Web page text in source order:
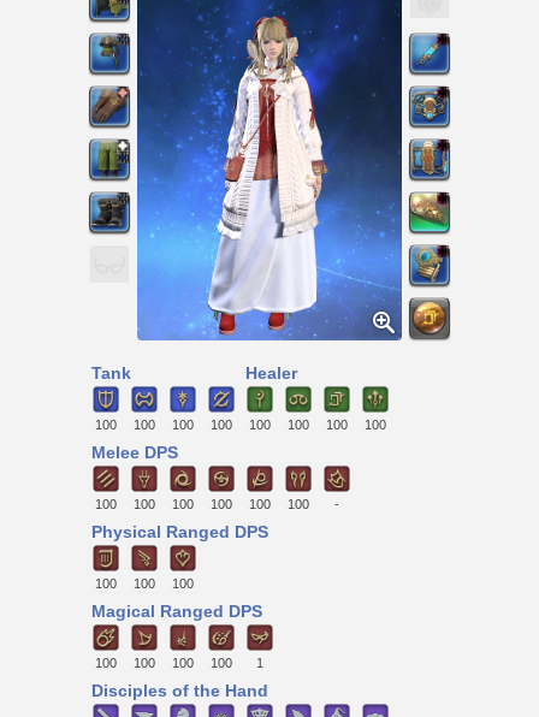
Tank
100 100 100 100
Healer
100 100 100 100
Melee DPS
100 100 100 100 100 100 -
Physical Ranged DPS
100 100 100
Magical Ranged DPS
100 100 100 100 1
Disciples of the Hand